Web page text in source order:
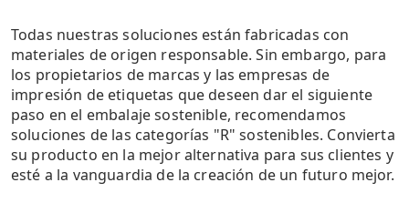
Todas nuestras soluciones están fabricadas con
materiales de origen responsable. Sin embargo, para
los propietarios de marcas y las empresas de
impresión de etiquetas que deseen dar el siguiente
paso en el embalaje sostenible, recomendamos
soluciones de las categorías "R" sostenibles. Convierta
su producto en la mejor alternativa para sus clientes y
esté a la vanguardia de la creación de un futuro mejor.